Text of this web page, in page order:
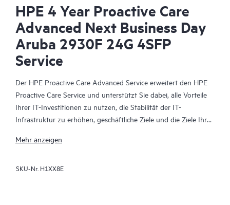
HPE 4 Year Proactive Care
Advanced Next Business Day
Aruba 2930F 24G 4SFP
Service
Der HPE Proactive Care Advanced Service erweitert den HPE
Proactive Care Service und unterstützt Sie dabei, alle Vorteile
Ihrer IT-Investitionen zu nutzen, die Stabilität der IT-
Infrastruktur zu erhöhen, geschäftliche Ziele und die Ziele Ihrer
Ihre IT-Mitarbeiter zu entlasten, sodass diese sich auf wichtige
Account Support Manager (ASM) berät Sie personalisiert zu
Mehr anzeigen
SKU-Nr. H1XX8E